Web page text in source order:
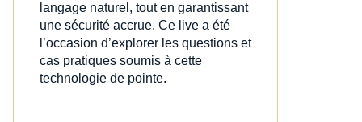
langage naturel, tout en garantissant
une sécurité accrue. Ce live a été
l’occasion d’explorer les questions et
cas pratiques soumis à cette
technologie de pointe.